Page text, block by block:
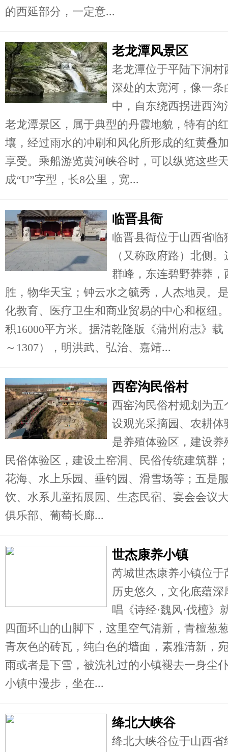
的西延部分，一定意...
老龙潭风景区
老龙潭位于平陆下涧
深处的太宽河，像一
中，自东绕西拐进西
老龙潭景区，属于典型的丹霞地貌，特有的
壤，经过雨水的冲刷和风化所形成的红黄叠
享受。乘船游览黄河峡谷时，可以纵览这些
成“U”字型，长8公里，宽...
临晋县衙
临晋县衙位于山西省
（又称政府路）北侧
群峰，东连碧野莽莽
胜，物华天宝；钟云水之毓秀，人杰地灵。
化教育、医疗卫生和商业贸易的中心和枢纽
积16000平方米。据清乾隆版《蒲州府志》
～1307），明洪武、弘治、嘉靖...
西窑沟民俗村
西窑沟民俗村规划为
设观光采摘园、农耕
是养殖体验区，建设
民俗体验区，建设土窑洞、民俗传统建筑群
花海、水上乐园、垂钓园、滑雪场等；五是
饮、水系儿童拓展园、生态民宿、宴会会议
俱乐部、葡萄长廊...
世杰康养小镇
芮城世杰康养小镇位
历史悠久，文化底蕴
唱《诗经·魏风·伐檀》
四面环山的山脚下，这里空气清新，青檀葱
青灰色的砖瓦，纯白色的墙面，素雅清新，
雨或者是下雪，被洗礼过的小镇褪去一身尘
小镇中漫步，坐在...
绛北大峡谷
绛北大峡谷位于山西